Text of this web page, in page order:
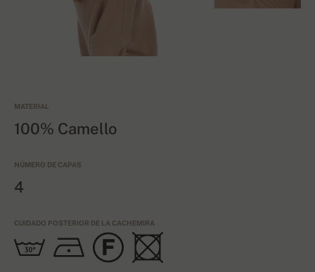
MATERIAL
100% Camello
NÚMERO DE CAPAS
4
CUIDADO POSTERIOR DE LA CACHEMIRA